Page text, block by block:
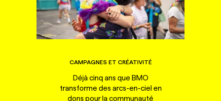
CAMPAGNES ET CRÉATIVITÉ
Déjà cinq ans que BMO
transforme des arcs-en-ciel en
dons pour la communauté